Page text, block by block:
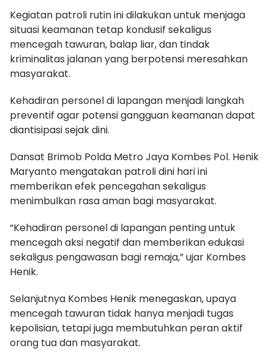
Kegiatan patroli rutin ini dilakukan untuk menjaga
situasi keamanan tetap kondusif sekaligus
mencegah tawuran, balap liar, dan tindak
kriminalitas jalanan yang berpotensi meresahkan
masyarakat.
Kehadiran personel di lapangan menjadi langkah
preventif agar potensi gangguan keamanan dapat
diantisipasi sejak dini.
Dansat Brimob Polda Metro Jaya Kombes Pol. Henik
Maryanto mengatakan patroli dini hari ini
memberikan efek pencegahan sekaligus
menimbulkan rasa aman bagi masyarakat.
“Kehadiran personel di lapangan penting untuk
mencegah aksi negatif dan memberikan edukasi
sekaligus pengawasan bagi remaja,” ujar Kombes
Henik.
Selanjutnya Kombes Henik menegaskan, upaya
mencegah tawuran tidak hanya menjadi tugas
kepolisian, tetapi juga membutuhkan peran aktif
orang tua dan masyarakat.